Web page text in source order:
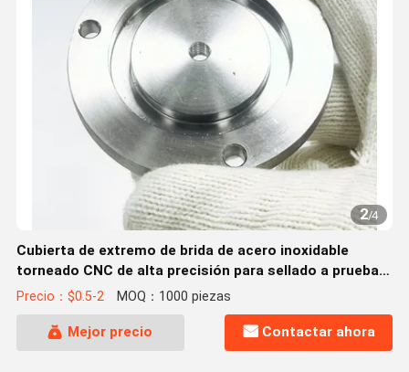
2/4
Cubierta de extremo de brida de acero inoxidable
torneado CNC de alta precisión para sellado a prueba
de fugas en separadores de gas y líquido
Precio：$0.5-2 MOQ：1000 piezas
Mejor precio Contactar ahora